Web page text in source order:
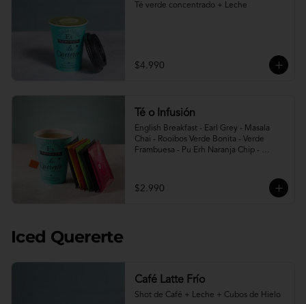
Té verde concentrado + Leche
$4.990
Té o Infusión
English Breakfast - Earl Grey - Masala
Chai - Rooibos Verde Bonita - Verde
Frambuesa - Pu Erh Naranja Chip -
$2.990
Iced Quererte
Café Latte Frío
Shot de Café + Leche + Cubos de Hielo